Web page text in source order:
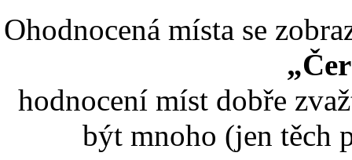
Ohodnocená místa se
hodnocení míst dobře
být mnoho (jen těch